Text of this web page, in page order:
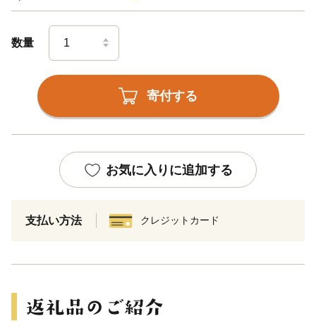
数量
寄付する
お気に入りに追加する
支払い方法 クレジットカード